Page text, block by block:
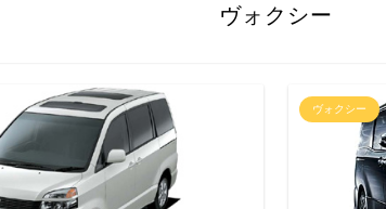
ヴォクシー
ヴォクシー